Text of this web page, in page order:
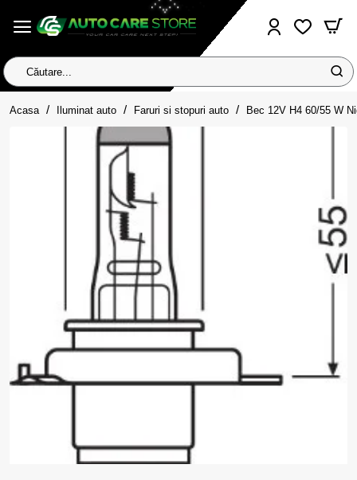
Căutare...
Acasa homeIluminat auto Faruri si stopuri auto Bec 12V H4 60/55 W